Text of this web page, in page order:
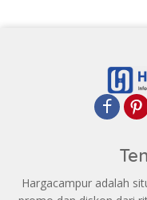
Hargacampur adalah